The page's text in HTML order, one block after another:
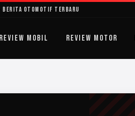
Berita Otomotif Terbaru
REVIEW MOBIL REVIEW MOTOR